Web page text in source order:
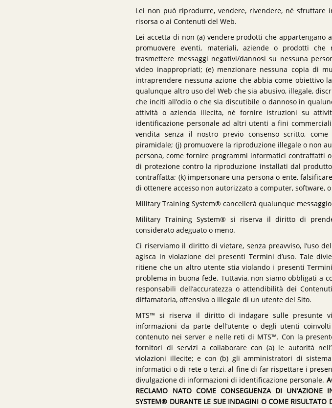
Lei non può riprodurre, vendere, rivendere, né sfruttare
risorsa o ai Contenuti del Web.
Lei accetta di non (a) vendere prodotti che
promuovere eventi, materiali, aziende o prodotti
trasmettere messaggi negativi/dannosi su nessuna
video inappropriati; (e) menzionare nessuna copia di
intraprendere nessuna azione che abbia come obiettivo
qualunque altro uso del Web che sia abusivo, illegale,
che inciti all’odio o che sia discutibile o dannoso in
attività o azienda illecita, né fornire istruzioni su
identificazione personale ad altri utenti a fini
vendita senza il nostro previo consenso scritto,
piramidale; (j) promuovere la riproduzione illegale o non
persona, come fornire programmi informatici contraffatti
di protezione contro la riproduzione installati dal
contraffatta; (k) impersonare una persona o ente,
di ottenere accesso non autorizzato a computer,
Military Training System® cancellerà qualunque
Military Training System® si riserva il diritto di
considerato adeguato o meno.
Ci riserviamo il diritto di vietare, senza preavviso, l’uso
agisca in violazione dei presenti Termini d’uso. Tale
ritiene che un altro utente stia violando i presenti
problema in buona fede. Tuttavia, non siamo obbligati a
responsabili dell’accuratezza o attendibilità dei
diffamatoria, offensiva o illegale di un utente del Sito.
MTS™ si riserva il diritto di indagare sulle presunte
informazioni da parte dell’utente o degli utenti
contenuto nei server e nelle reti di MTS™. Con la
fornitori di servizi a collaborare con (a) le autorità
violazioni illecite; e con (b) gli amministratori di
informatici o di rete o terzi, al fine di far rispettare i
divulgazione di informazioni di identificazione personale.
RECLAMO NATO COME CONSEGUENZA DI
SYSTEM® DURANTE LE SUE INDAGINI O COME RISULTATO